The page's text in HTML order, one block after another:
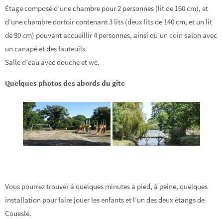
Étage composé d’une chambre pour 2 personnes (lit de 160 cm), et
d’une chambre dortoir contenant 3 lits (deux lits de 140 cm, et un lit
de 90 cm) pouvant accueillir 4 personnes, ainsi qu’un coin salon avec
un canapé et des fauteuils.
Salle d’eau avec douche et wc.
Quelques photos des abords du gîte
Vous pourrez trouver à quelques minutes à pied, à peine, quelques
installation pour faire jouer les enfants et l’un des deux étangs de
Coueslé.